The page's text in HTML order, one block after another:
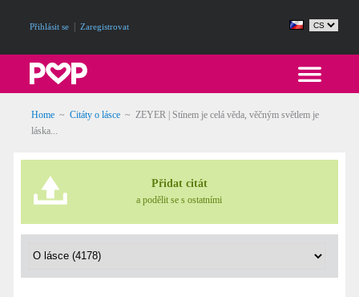
Přihlásit se Zaregistrovat
Home ~ Citáty o lásce ~ ZEYER | Stínem je celá věda, věčným světlem je
láska...
Přidat citát
a podělit se s ostatními